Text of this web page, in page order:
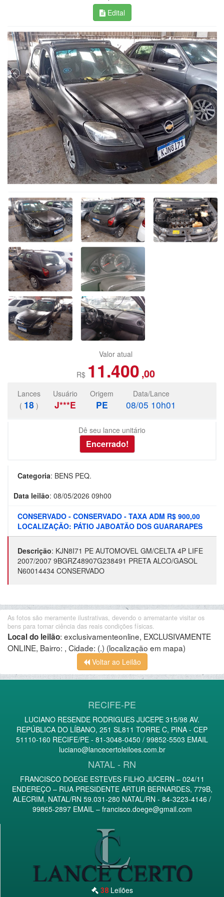
Edital
Valor atual
R$ 11.400 ,00
Lances
( 18 )
Usuário
J***E
Origem
PE
Data/Lance
08/05 10h01
Dê seu lance unitário
Categoria: BENS PEQ.
Data leilão: 08/05/2026 09h00
CONSERVADO - CONSERVADO - TAXA ADM R$ 900,00
LOCALIZAÇÃO: PÁTIO JABOATÃO DOS GUARARAPES
Descrição: KJN8I71 PE AUTOMOVEL GM/CELTA 4P LIFE
2007/2007 9BGRZ48907G238491 PRETA ALCO/GASOL
N60014434 CONSERVADO
As fotos são meramente ilustrativas, devendo o arrematante visitar os
bens para tomar ciência das reais condições físicas.
Local do leilão: exclusivamenteonline, EXCLUSIVAMENTE
ONLINE, Bairro: , Cidade: (.) (localização em mapa)
Voltar ao Leilão
RECIFE-PE
LUCIANO RESENDE RODRIGUES JUCEPE 315/98 AV.
REPÚBLICA DO LÍBANO, 251 SL811 TORRE C, PINA - CEP
51110-160 RECIFE/PE - 81-3048-0450 / 99852-5503 EMAIL
luciano@lancecertoleiloes.com.br
NATAL - RN
FRANCISCO DOEGE ESTEVES FILHO JUCERN – 024/11
ENDEREÇO – RUA PRESIDENTE ARTUR BERNARDES, 779B,
ALECRIM, NATAL/RN 59.031-280 NATAL/RN - 84-3223-4146 /
99865-2897 EMAIL – francisco.doege@gmail.com
38 Leilões